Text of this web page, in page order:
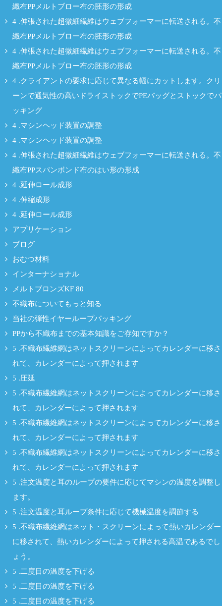
織布PPメルトブロー布の胚形の形成
4 .伸張された超微細繊維はウェブフォーマーに転送される。不
織布PPメルトブロー布の胚形の形成
4 .伸張された超微細繊維はウェブフォーマーに転送される。不
織布PPメルトブロー布の胚形の形成
4 .クライアントの要求に応じて異なる幅にカットします。クリ
ーンで通気性の高いドライストックでPEバッグとストックでパ
ッキング
4 .マシンヘッド装置の調整
4 .マシンヘッド装置の調整
4 .伸張された超微細繊維はウェブフォーマーに転送される。不
織布PPスパンボンド布のはい形の形成
4 .延伸ロール成形
4 .伸縮成形
4 .延伸ロール成形
アプリケーション
ブログ
おむつ材料
インターナショナル
メルトブロンズKF 80
不織布についてもっと知る
当社の弾性イヤーループパッキング
PPから不織布までの基本知識をご存知ですか？
5 .不織布繊維網はネットスクリーンによってカレンダーに移さ
れて、カレンダーによって押されます
5 .圧延
5 .不織布繊維網はネットスクリーンによってカレンダーに移さ
れて、カレンダーによって押されます
5 .不織布繊維網はネットスクリーンによってカレンダーに移さ
れて、カレンダーによって押されます
5 .不織布繊維網はネットスクリーンによってカレンダーに移さ
れて、カレンダーによって押されます
5 .注文温度と耳のループの要件に応じてマシンの温度を調整し
ます。
5 .注文温度と耳ループ条件に応じて機械温度を調節する
5 .不織布繊維網はネット・スクリーンによって熱いカレンダー
に移されて、熱いカレンダーによって押される高温であるでし
ょう。
5 .二度目の温度を下げる
5 .二度目の温度を下げる
5 .二度目の温度を下げる